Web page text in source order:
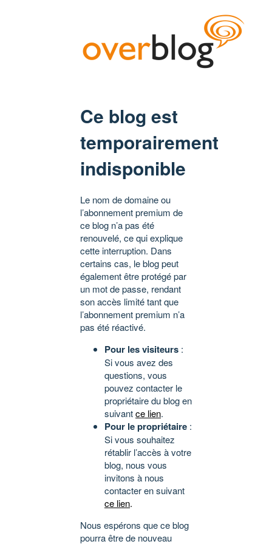
Ce blog est
temporairement
indisponible
Le nom de domaine ou
l’abonnement premium de
ce blog n’a pas été
renouvelé, ce qui explique
cette interruption. Dans
certains cas, le blog peut
également être protégé par
un mot de passe, rendant
son accès limité tant que
l’abonnement premium n’a
pas été réactivé.
Pour les visiteurs :
Si vous avez des
questions, vous
pouvez contacter le
propriétaire du blog en
suivantce lien.
Pour le propriétaire :
Si vous souhaitez
rétablir l’accès à votre
blog, nous vous
invitons à nous
contacter en suivant
ce lien.
Nous espérons que ce blog
pourra être de nouveau